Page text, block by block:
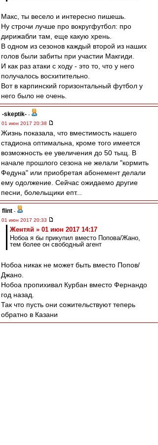
Макс, ты весело и интересно пишешь.
Ну строчи лучше про вокругфутбол: про
дирижабли там, еще какую хрень.
В одном из сезонов каждый второй из наших
голов были забиты при участии Макгиди.
И как раз атаки с ходу - это то, что у него
получалось восхитительно.
Вот в карпинский горизонтальный футбол у
него было не очень.
-skeptik- -
01 июн 2017 20:38
Жизнь показала, что вместимость нашего
стадиона оптимальна, кроме того имеется
возможность ее увеличения до 50 тыщ. В
начале прошлого сезона не желали "кормить
Федуна" или приобретая абонемент делали
ему одолжение. Сейчас ожидаемо другие
песни, болельщики епт...
flint -
01 июн 2017 20:33
Жентяй » 01 июн 2017 14:17
Нобоа я бы прикупил вместо Попова/Жано,
тем более он свободный агент
Нобоа никак не может быть вместо Попов/
Джано.
Нобоа пропихивал Курбан вместо Фернандо
год назад.
Так что пусть они сожительствуют теперь
обратно в Казани